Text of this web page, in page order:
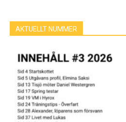
AKTUELLT NUMMER